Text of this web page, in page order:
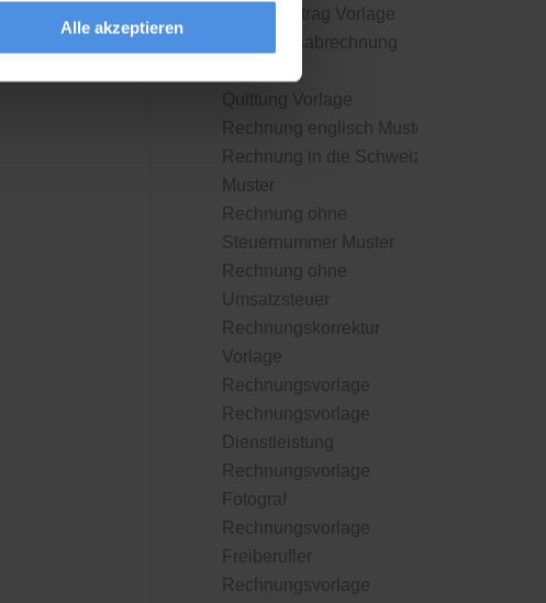
Alle akzeptieren
Projektauftrag Vorlage
Provisionsabrechnung
Quittung Vorlage
Rechnung englisch Muster
Rechnung in die Schweiz
Muster
Rechnung ohne
Steuernummer Muster
Rechnung ohne
Umsatzsteuer
Rechnungskorrektur
Vorlage
Rechnungsvorlage
Rechnungsvorlage
Dienstleistung
Rechnungsvorlage
Fotograf
Rechnungsvorlage
Freiberufler
Rechnungsvorlage